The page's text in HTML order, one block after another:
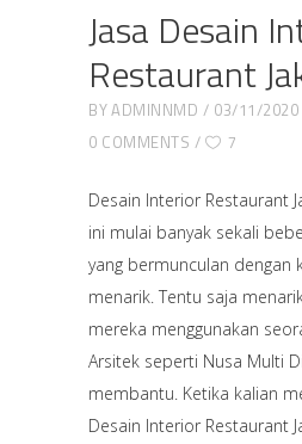
Jasa Desain
Restaurant
BYADMINNMD 03/11/2020
0 COMMENTS
7
Desain Interior Restaurant
ini mulai banyak sekali
yang bermunculan dengan
menarik. Tentu saja
mereka menggunakan
Arsitek seperti Nusa Multi
membantu. Ketika kalian
Desain Interior Restaurant